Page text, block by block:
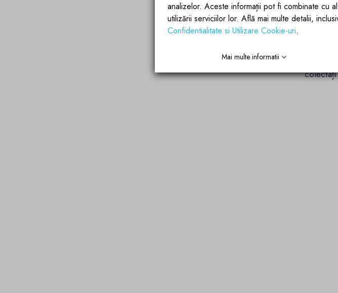
Unic
Extrem
analizelor. Aceste informații pot fi combinate cu
utilizării serviciilor lor. Află mai multe detalii,
Confidentialitate si Utilizare Cookie-uri.
Mai multe informatii